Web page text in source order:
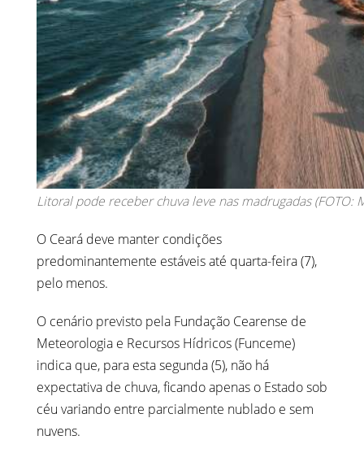
Litoral pode receber chuva leve nas madrugadas (FOTO:
O Ceará deve manter condições
predominantemente estáveis até quarta-feira (7),
pelo menos.
O cenário previsto pela Fundação Cearense de
Meteorologia e Recursos Hídricos (Funceme)
indica que, para esta segunda (5), não há
expectativa de chuva, ficando apenas o Estado sob
céu variando entre parcialmente nublado e sem
nuvens.